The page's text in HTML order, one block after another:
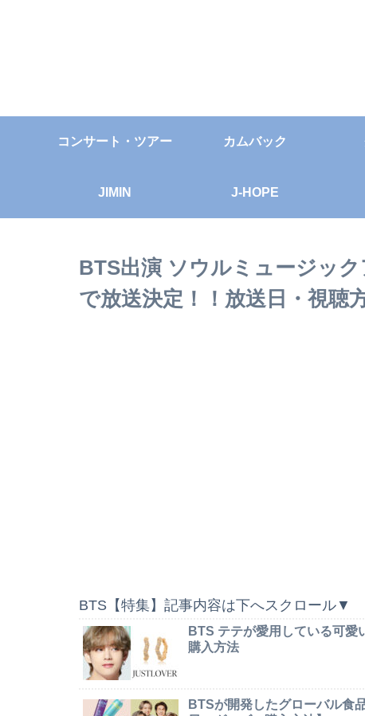
コンサート・ツアー カムバック
JIMIN J-HOPE
BTS出演 ソウルミュージッ
で放送決定！！放送日・視聴
BTS【特集】記事内容は下へスクロール▼
BTS テテが愛用している可愛
購入方法
BTSが開発したグローバル食